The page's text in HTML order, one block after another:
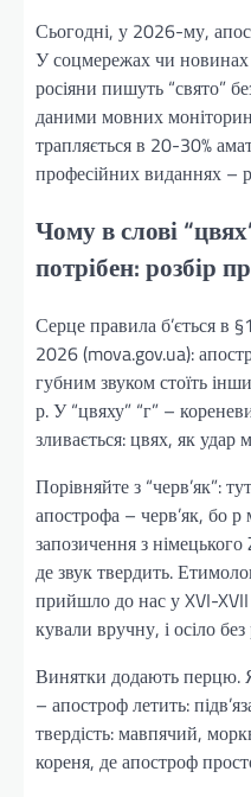
Сьогодні, у 2026-му,
У соцмережах чи новинах
росіяни пишуть “свято”
даними мовних
трапляється в 20-30%
професійних виданнях –
Чому в слові
потрібен: розбір
Серце правила б’ється в
2026 (mova.gov.ua):
губним звуком стоїть
р. У “цвяху” “г” –
зливається: цвях, як удар
Порівняйте з “черв’як”:
апострофа – черв’як, бо
запозичення з
де звук твердить.
прийшло до нас у XVI-
кували вручну, і осіло без
Винятки додають перцю.
– апостроф летить:
твердість: мавпячий,
кореня, де апостроф